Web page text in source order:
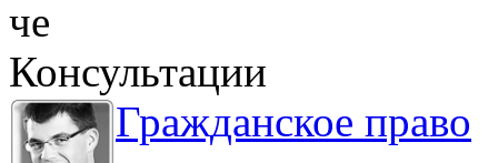
че
Консультации
Гражданское право